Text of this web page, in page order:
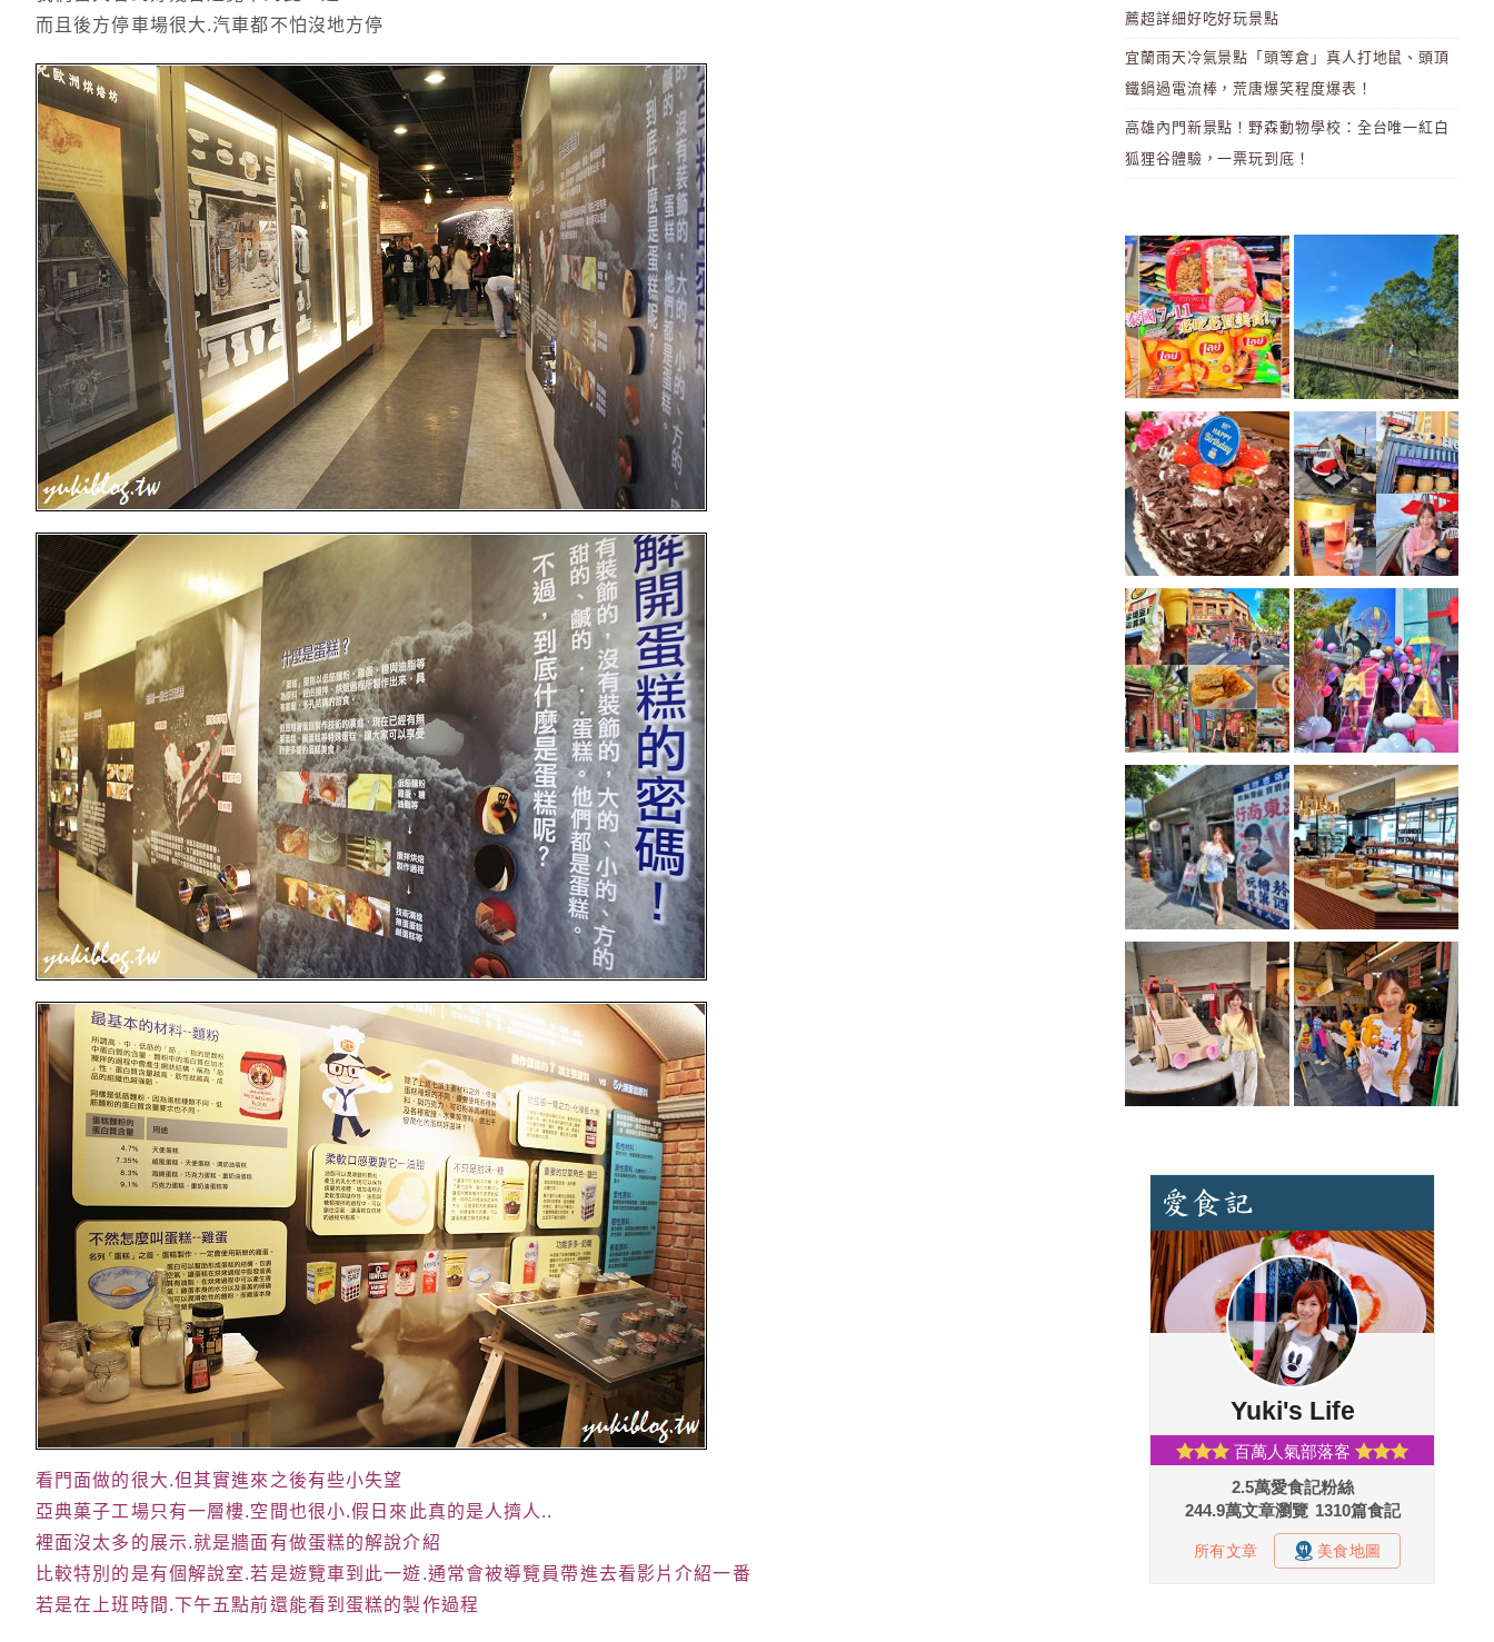
而且後方停車場很大.汽車都不怕沒地方停
看門面做的很大.但其實進來之後有些小失望
亞典菓子工場只有一層樓.空間也很小.假日來此真的是人擠人..
裡面沒太多的展示.就是牆面有做蛋糕的解說介紹
比較特別的是有個解說室.若是遊覽車到此一遊.通常會被導覽員帶進去看影片介紹一番
若是在上班時間.下午五點前還能看到蛋糕的製作過程
薦超詳細好吃好玩景點
宜蘭雨天冷氣景點「頭等倉」真人打地鼠、頭頂
鐵鍋過電流棒，荒唐爆笑程度爆表！
高雄內門新景點！野森動物學校：全台唯一紅白
狐狸谷體驗，一票玩到底！